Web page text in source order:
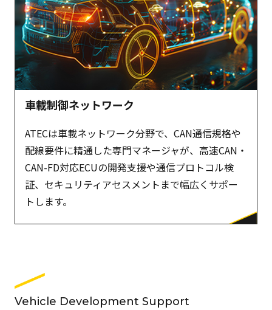
車載制御ネットワーク
ATECは車載ネットワーク分野で、CAN通信規格や
配線要件に精通した専門マネージャが、高速CAN・
CAN-FD対応ECUの開発支援や通信プロトコル検
証、セキュリティアセスメントまで幅広くサポー
トします。
Vehicle Development Support